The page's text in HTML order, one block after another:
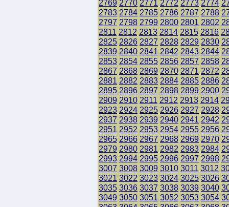
2769 2770 2771 2772 2773 2774
2783 2784 2785 2786 2787 2788
2797 2798 2799 2800 2801 2802
2811 2812 2813 2814 2815 2816
2825 2826 2827 2828 2829 2830
2839 2840 2841 2842 2843 2844
2853 2854 2855 2856 2857 2858
2867 2868 2869 2870 2871 2872
2881 2882 2883 2884 2885 2886
2895 2896 2897 2898 2899 2900
2909 2910 2911 2912 2913 2914
2923 2924 2925 2926 2927 2928
2937 2938 2939 2940 2941 2942
2951 2952 2953 2954 2955 2956
2965 2966 2967 2968 2969 2970
2979 2980 2981 2982 2983 2984
2993 2994 2995 2996 2997 2998
3007 3008 3009 3010 3011 3012
3021 3022 3023 3024 3025 3026
3035 3036 3037 3038 3039 3040
3049 3050 3051 3052 3053 3054